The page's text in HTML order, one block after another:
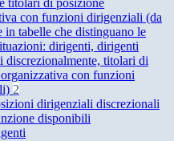
titolari di posizione
con funzioni dirigenziali (da
in tabelle che distinguano le
dirigenti, dirigenti
discrezionalmente, titolari di
con funzioni
2
dirigenziali discrezionali
disponibili